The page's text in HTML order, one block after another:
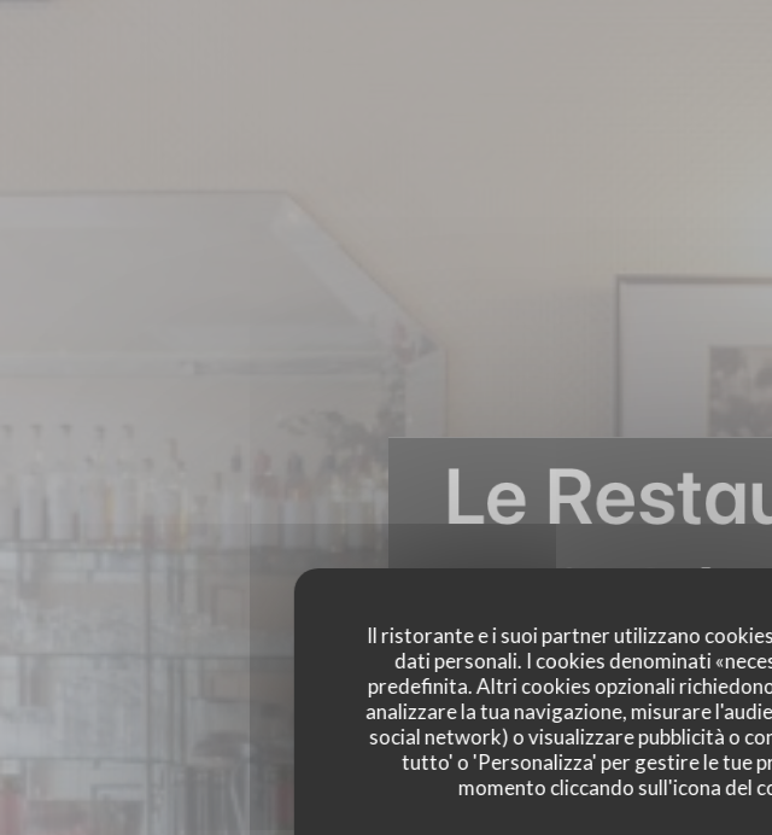
Il ristorante e i suoi partner utilizzano
dati personali. I cookies denominati
predefinita. Altri cookies opzionali
analizzare la tua navigazione, misurare
social network) o visualizzare pubblicità o
tutto' o 'Personalizza' per gestire le tue
momento cliccando sull'icona del
LE
LE PETIT CÉLESTIN